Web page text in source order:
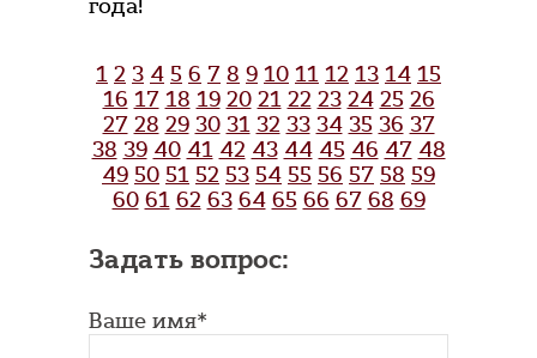
года!
1 2 3 4 5 6 7 8 9 10 11 12 13 14 15
16 17 18 19 20 21 22 23 24 25 26
27 28 29 30 31 32 33 34 35 36 37
38 39 40 41 42 43 44 45 46 47 48
49 50 51 52 53 54 55 56 57 58 59
60 61 62 63 64 65 66 67 68 69
Задать вопрос:
Ваше имя*